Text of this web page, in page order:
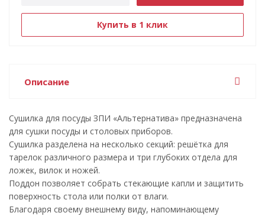
Купить в 1 клик
Описание
Сушилка для посуды ЗПИ «Альтернатива» предназначена
для сушки посуды и столовых приборов.
Сушилка разделена на несколько секций: решётка для
тарелок различного размера и три глубоких отдела для
ложек, вилок и ножей.
Поддон позволяет собрать стекающие капли и защитить
поверхность стола или полки от влаги.
Благодаря своему внешнему виду, напоминающему